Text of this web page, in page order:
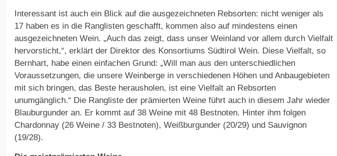
Interessant ist auch ein Blick auf die ausgezeichneten Rebsorten: nicht weniger als
17 haben es in die Ranglisten geschafft, kommen also auf mindestens einen
ausgezeichneten Wein. „Auch das zeigt, dass unser Weinland vor allem durch Vielfalt
hervorsticht,“, erklärt der Direktor des Konsortiums Südtirol Wein. Diese Vielfalt, so
Bernhart, habe einen einfachen Grund: „Will man aus den unterschiedlichen
Voraussetzungen, die unsere Weinberge in verschiedenen Höhen und Anbaugebieten
mit sich bringen, das Beste herausholen, ist eine Vielfalt an Rebsorten
unumgänglich.“ Die Rangliste der prämierten Weine führt auch in diesem Jahr wieder
Blauburgunder an. Er kommt auf 38 Weine mit 48 Bestnoten. Hinter ihm folgen
Chardonnay (26 Weine / 33 Bestnoten), Weißburgunder (20/29) und Sauvignon
(19/28).